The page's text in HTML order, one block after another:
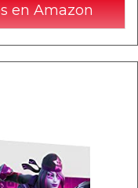
en Amazon